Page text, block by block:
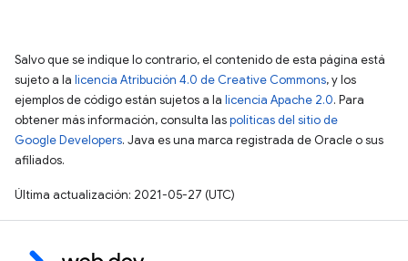
Salvo que se indique lo contrario, el contenido de esta página está
sujeto a la licencia Atribución 4.0 de Creative Commons, y los
ejemplos de código están sujetos a la licencia Apache 2.0. Para
obtener más información, consulta laspolíticas del sitio de
Google Developers. Java es una marca registrada de Oracle o sus
afiliados.
Última actualización: 2021-05-27 (UTC)